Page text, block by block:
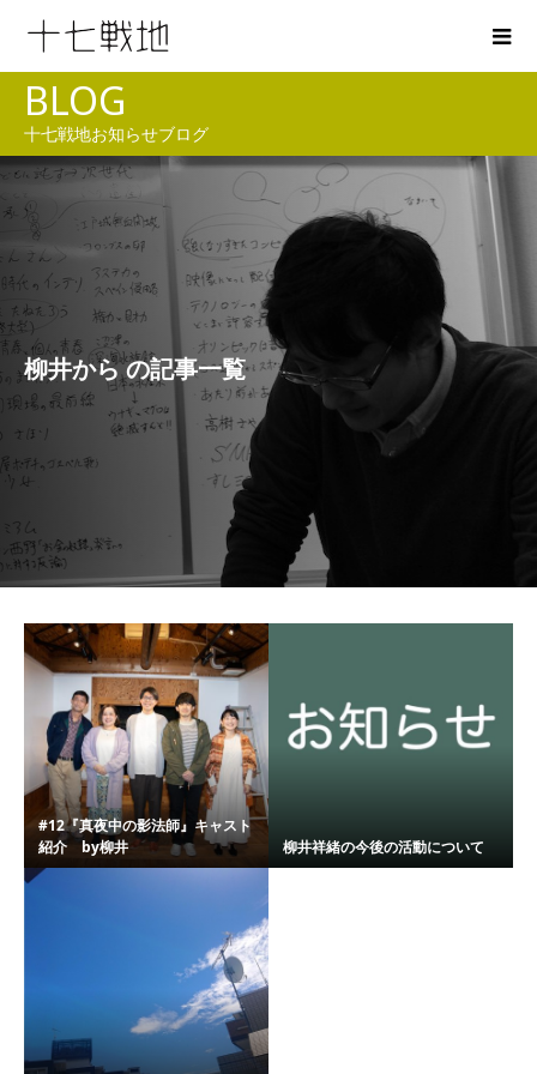
BLOG
十七戦地お知らせブログ
柳井から の記事一覧
#12『真夜中の影法師』キャスト
紹介 by柳井
柳井祥緒の今後の活動について